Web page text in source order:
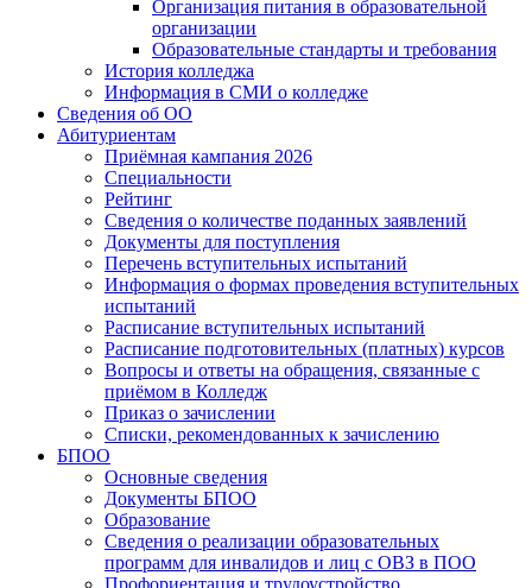
Организация питания в образовательной
организации
Образовательные стандарты и требования
История колледжа
Информация в СМИ о колледже
Сведения об ОО
Абитуриентам
Приёмная кампания 2026
Специальности
Рейтинг
Сведения о количестве поданных заявлений
Документы для поступления
Перечень вступительных испытаний
Информация о формах проведения вступительных
испытаний
Расписание вступительных испытаний
Расписание подготовительных (платных) курсов
Вопросы и ответы на обращения, связанные с
приёмом в Колледж
Приказ о зачислении
Списки, рекомендованных к зачислению
БПОО
Основные сведения
Документы БПОО
Образование
Сведения о реализации образовательных
программ для инвалидов и лиц с ОВЗ в ПОО
Профориентация и трудоустройство